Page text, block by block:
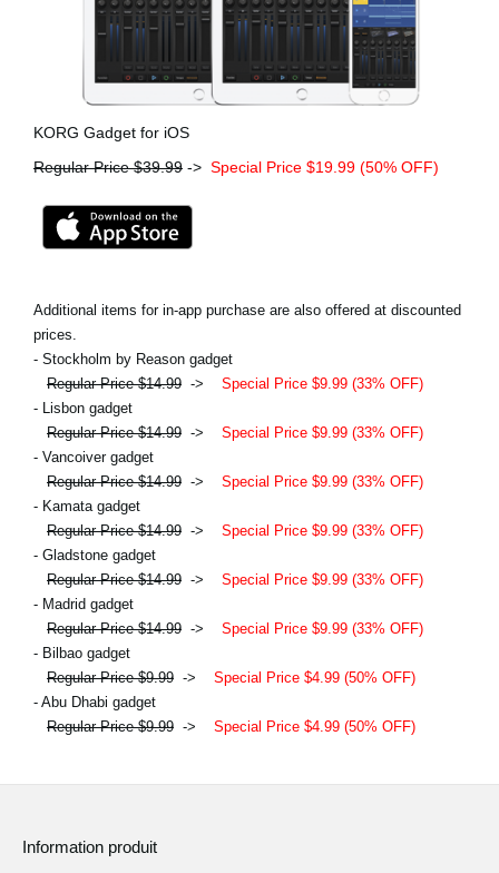
KORG Gadget for iOS
Regular Price $39.99 -> Special Price $19.99 (50% OFF)
Additional items for in-app purchase are also offered at discounted
prices.
- Stockholm by Reason gadget
Regular Price $14.99 -> Special Price $9.99 (33% OFF)
- Lisbon gadget
Regular Price $14.99 -> Special Price $9.99 (33% OFF)
- Vancoiver gadget
Regular Price $14.99 -> Special Price $9.99 (33% OFF)
- Kamata gadget
Regular Price $14.99 -> Special Price $9.99 (33% OFF)
- Gladstone gadget
Regular Price $14.99 -> Special Price $9.99 (33% OFF)
- Madrid gadget
Regular Price $14.99 -> Special Price $9.99 (33% OFF)
- Bilbao gadget
Regular Price $9.99 -> Special Price $4.99 (50% OFF)
- Abu Dhabi gadget
Regular Price $9.99 -> Special Price $4.99 (50% OFF)
Information produit